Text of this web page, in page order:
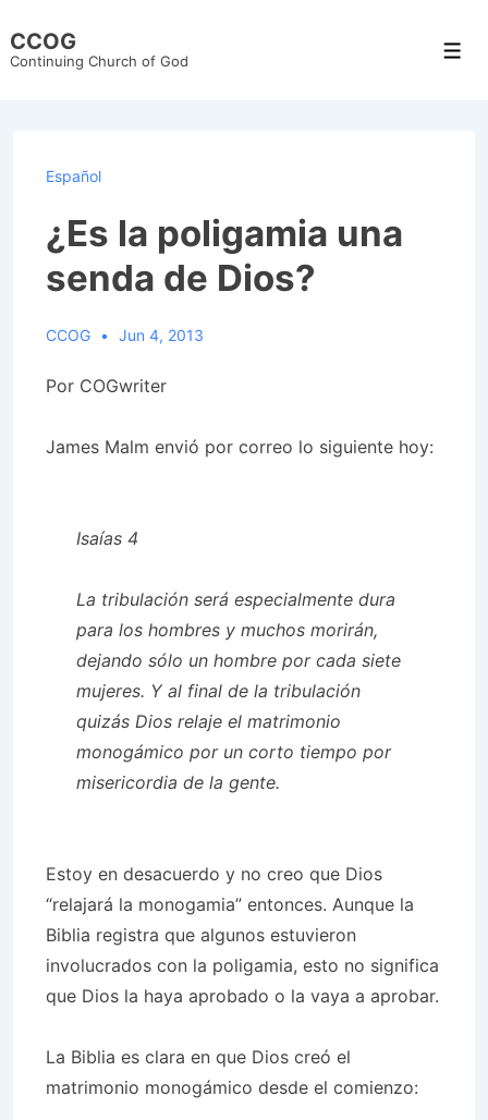
Skip
CCOG
Continuing Church of God
Español
¿Es la poligamia una
senda de Dios?
CCOG Jun 4, 2013
Por COGwriter
James Malm envió por correo lo siguiente hoy:
Isaías 4
La tribulación será especialmente dura
para los hombres y muchos morirán,
dejando sólo un hombre por cada siete
mujeres. Y al final de la tribulación
quizás Dios relaje el matrimonio
monogámico por un corto tiempo por
misericordia de la gente.
Estoy en desacuerdo y no creo que Dios
“relajará la monogamia” entonces. Aunque la
Biblia registra que algunos estuvieron
involucrados con la poligamia, esto no significa
que Dios la haya aprobado o la vaya a aprobar.
La Biblia es clara en que Dios creó el
matrimonio monogámico desde el comienzo: